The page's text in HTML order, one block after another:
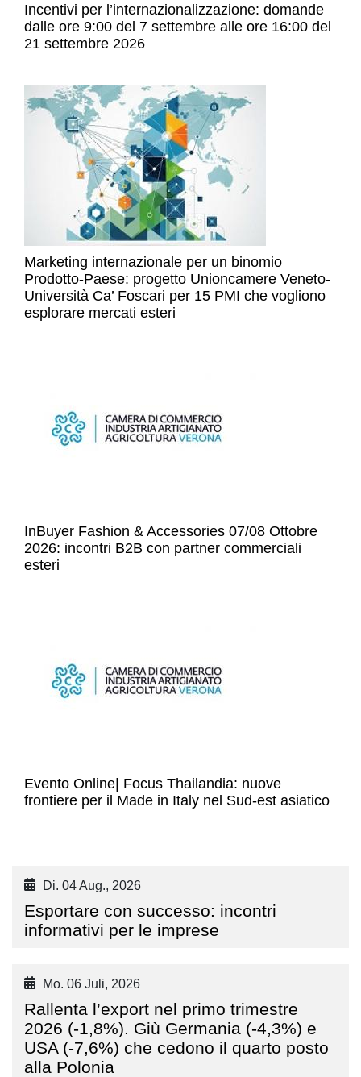
Incentivi per l’internazionalizzazione: domande
dalle ore 9:00 del 7 settembre alle ore 16:00 del
21 settembre 2026
Marketing internazionale per un binomio
Prodotto-Paese: progetto Unioncamere Veneto-
Università Ca’ Foscari per 15 PMI che vogliono
esplorare mercati esteri
InBuyer Fashion & Accessories 07/08 Ottobre
2026: incontri B2B con partner commerciali
esteri
Evento Online| Focus Thailandia: nuove
frontiere per il Made in Italy nel Sud-est asiatico
Di. 04 Aug., 2026
Esportare con successo: incontri
informativi per le imprese
Mo. 06 Juli, 2026
Rallenta l’export nel primo trimestre
2026 (-1,8%). Giù Germania (-4,3%) e
USA (-7,6%) che cedono il quarto posto
alla Polonia